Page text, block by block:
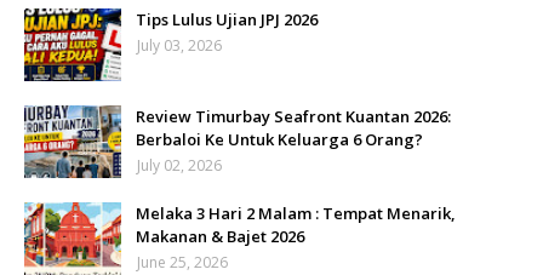
Tips Lulus Ujian JPJ 2026
July 03, 2026
Review Timurbay Seafront Kuantan 2026:
Berbaloi Ke Untuk Keluarga 6 Orang?
July 02, 2026
Melaka 3 Hari 2 Malam : Tempat Menarik,
Makanan & Bajet 2026
June 25, 2026